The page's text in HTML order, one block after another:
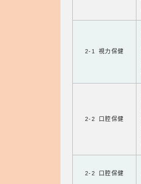
2-1 視力保健
2-2 口腔保健
2-2 口腔保健